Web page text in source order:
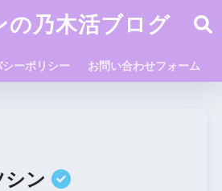
の乃木活ブログ
ーポリシー お問い合わせフォーム
シン